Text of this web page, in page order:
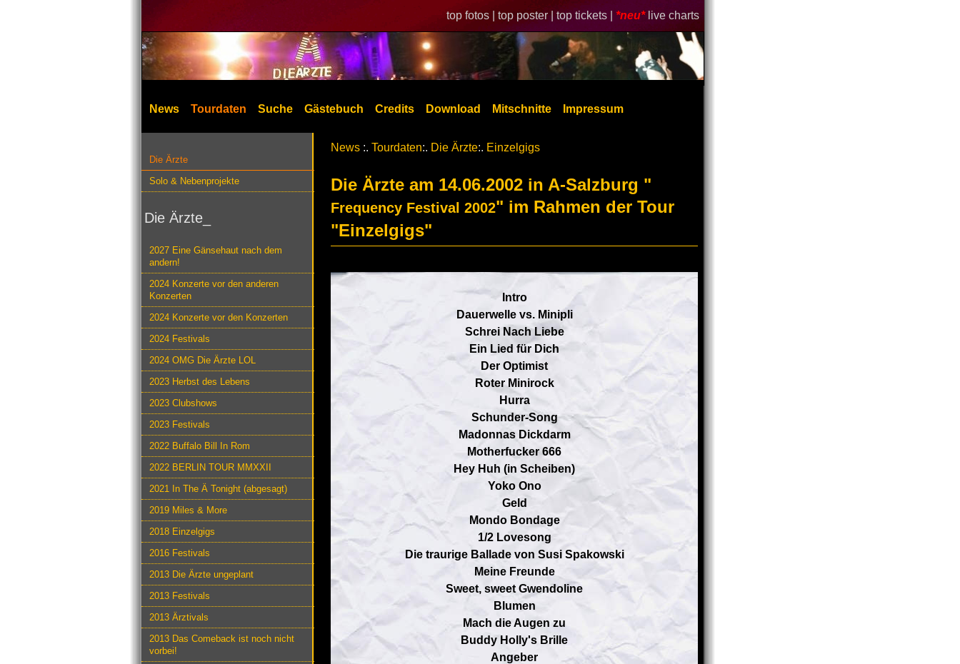
top fotos | top poster | top tickets | *neu* live charts
News Tourdaten Suche Gästebuch Credits Download Mitschnitte Impressum
Die Ärzte
Solo & Nebenprojekte
Die Ärzte_
2027 Eine Gänsehaut nach dem
andern!
2024 Konzerte vor den anderen
Konzerten
2024 Konzerte vor den Konzerten
2024 Festivals
2024 OMG Die Ärzte LOL
2023 Herbst des Lebens
2023 Clubshows
2023 Festivals
2022 Buffalo Bill In Rom
2022 BERLIN TOUR MMXXII
2021 In The Ä Tonight (abgesagt)
2019 Miles & More
2018 Einzelgigs
2016 Festivals
2013 Die Ärzte ungeplant
2013 Festivals
2013 Ärztivals
2013 Das Comeback ist noch nicht
vorbei!
News :. Tourdaten:. Die Ärzte:. Einzelgigs
Die Ärzte am 14.06.2002 in A-Salzburg "
Frequency Festival 2002" im Rahmen der Tour
"Einzelgigs"
Intro
Dauerwelle vs. Minipli
Schrei Nach Liebe
Ein Lied für Dich
Der Optimist
Roter Minirock
Hurra
Schunder-Song
Madonnas Dickdarm
Motherfucker 666
Hey Huh (in Scheiben)
Yoko Ono
Geld
Mondo Bondage
1/2 Lovesong
Die traurige Ballade von Susi Spakowski
Meine Freunde
Sweet, sweet Gwendoline
Blumen
Mach die Augen zu
Buddy Holly's Brille
Angeber